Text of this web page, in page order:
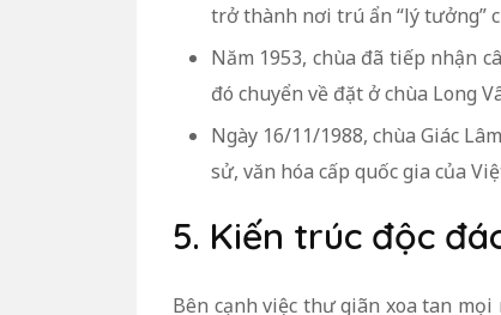
trở thành nơi trú ẩn “lý tưởng”
Năm 1953, chùa đã tiếp nhận
đó chuyển về đặt ở chùa Long
Ngày 16/11/1988, chùa Giác
sử, văn hóa cấp quốc gia của
5. Kiến trúc độc
Bên cạnh việc thư giãn xoa tan